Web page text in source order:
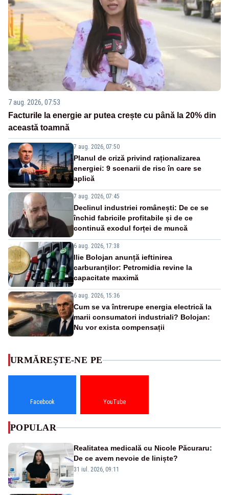
7 aug. 2026, 07:53
Facturile la energie ar putea crește cu până la 20% din
această toamnă
7 aug. 2026, 07:50
Planul de criză privind raționalizarea
energiei: 9 scenarii de risc în care se
aplică
7 aug. 2026, 07:45
Declinul industriei românești: De ce se
închid fabricile profitabile și de ce
continuă exodul forței de muncă
6 aug. 2026, 17:38
Ilie Bolojan anunță ieftinirea
carburanților: Petromidia revine la
capacitate maximă
6 aug. 2026, 15:36
Cum se va întrerupe energia electrică la
marii consumatori industriali? Bolojan:
Nu vor exista compensații
URMĂREȘTE-NE PE
Facebook YouTube
POPULAR
Realitatea medicală cu Nicole Păcuraru:
De ce avem nevoie de liniște?
31 iul. 2026, 09:11